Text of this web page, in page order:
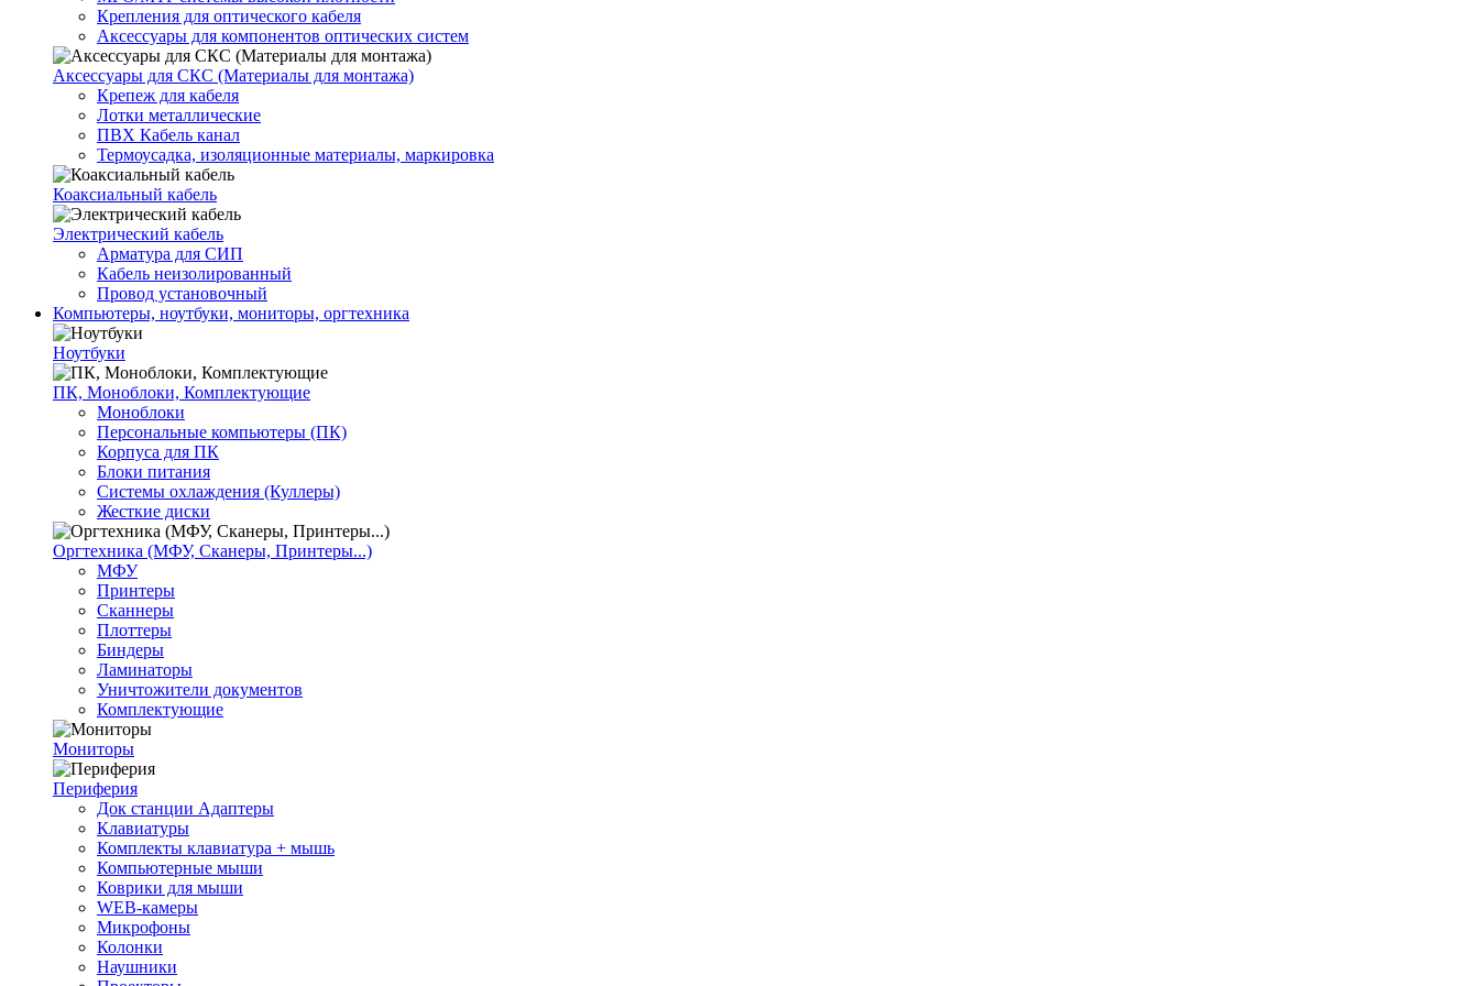
Крепления для оптического кабеля
Аксессуары для компонентов оптических систем
Аксессуары для СКС (Материалы для монтажа)
Крепеж для кабеля
Лотки металлические
ПВХ Кабель канал
Термоусадка, изоляционные материалы, маркировка
Коаксиальный кабель
Электрический кабель
Арматура для СИП
Кабель неизолированный
Провод установочный
Компьютеры, ноутбуки, мониторы, оргтехника
Ноутбуки
ПК, Моноблоки, Комплектующие
Моноблоки
Персональные компьютеры (ПК)
Корпуса для ПК
Блоки питания
Системы охлаждения (Куллеры)
Жесткие диски
Оргтехника (МФУ, Сканеры, Принтеры...)
МФУ
Принтеры
Сканнеры
Плоттеры
Биндеры
Ламинаторы
Уничтожители документов
Комплектующие
Мониторы
Периферия
Док станции Адаптеры
Клавиатуры
Комплекты клавиатура + мышь
Компьютерные мыши
Коврики для мыши
WEB-камеры
Микрофоны
Колонки
Наушники